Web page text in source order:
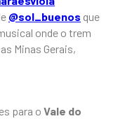
@sol_buenos que
onde o trem
Minas Gerais,
para o Vale do